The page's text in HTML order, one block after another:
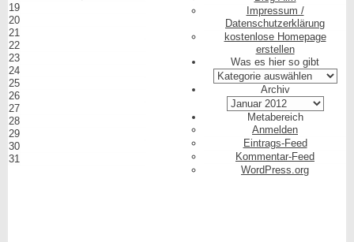
19
20
21
22
23
24
25
26
27
28
29
30
31
Impressum /
Datenschutzerklärung
kostenlose Homepage
erstellen
Was es hier so gibt
Was
es
hier
Archiv
Archiv
Metabereich
Anmelden
Eintrags-Feed
Kommentar-Feed
WordPress.org